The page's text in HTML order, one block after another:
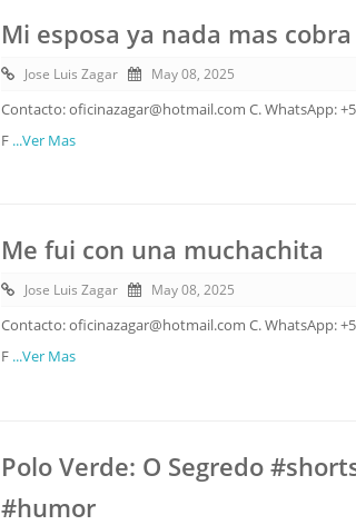
Mi esposa ya nada mas
Jose Luis Zagar May 08, 2025
Contacto: oficinazagar@hotmail.com C. WhatsApp:
F ...Ver Mas
Me fui con una muchachita
Jose Luis Zagar May 08, 2025
Contacto: oficinazagar@hotmail.com C. WhatsApp:
F ...Ver Mas
Polo Verde: O Segredo
#humor